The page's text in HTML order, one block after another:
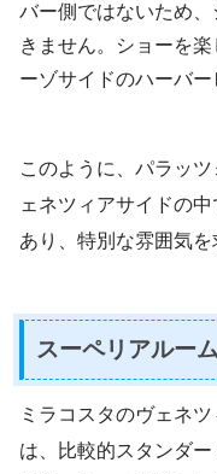
バー側ではないため
きません。ショーを
ーゾサイドのハーバー
このように、パラッ
ェネツィアサイドの
あり、特別な雰囲気を
スーペリアルー
ミラコスタのヴェネ
は、比較的スタンダ